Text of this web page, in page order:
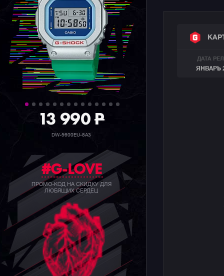
39 990P
GW-B5600BC-1B
#G-LOVE
ПРОМО-КОД НА СКИДКУ ДЛЯ
ЛЮБЯЩИХ СЕРДЕЦ
ДАТА
ЯНВАРЬ